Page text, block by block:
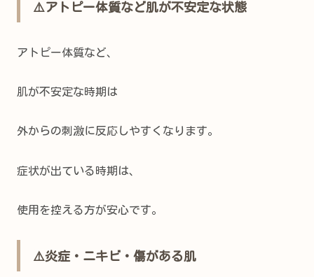
⚠️アトピー体質など肌が不安定な状態
アトピー体質など、
肌が不安定な時期は
外からの刺激に反応しやすくなります。
症状が出ている時期は、
使用を控える方が安心です。
⚠️炎症・ニキビ・傷がある肌